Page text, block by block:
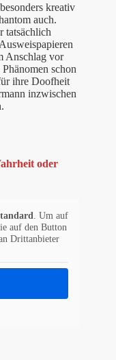
kreativ
auch.
tatsächlich
Anschlag vor
schon
ihre Doofheit
inzwischen
oder
. Um auf
auf den Button
Drittanbieter